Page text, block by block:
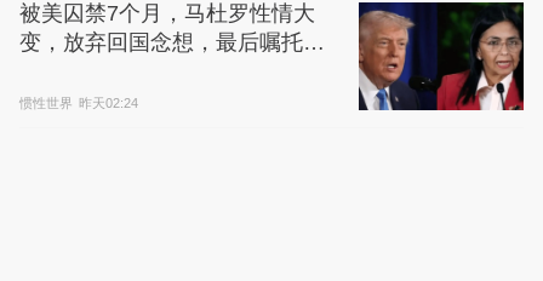
被美囚禁7个月，马杜罗性情大
变，放弃回国念想，最后嘱托已
惯性世界 昨天02:24